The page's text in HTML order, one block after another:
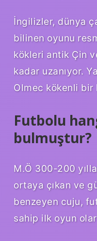
İngilizler, dünya
bilinen oyunu
kökleri antik Çin
kadar uzanıyor.
Olmec kökenli bir
Futbolu
bulmuştur?
M.Ö 300-200
ortaya çıkan ve
benzeyen cuju,
sahip ilk oyun